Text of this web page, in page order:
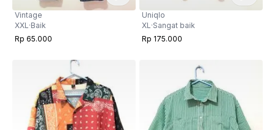
Vintage
XXL·Baik
Rp 65.000
Uniqlo
XL·Sangat baik
Rp 175.000